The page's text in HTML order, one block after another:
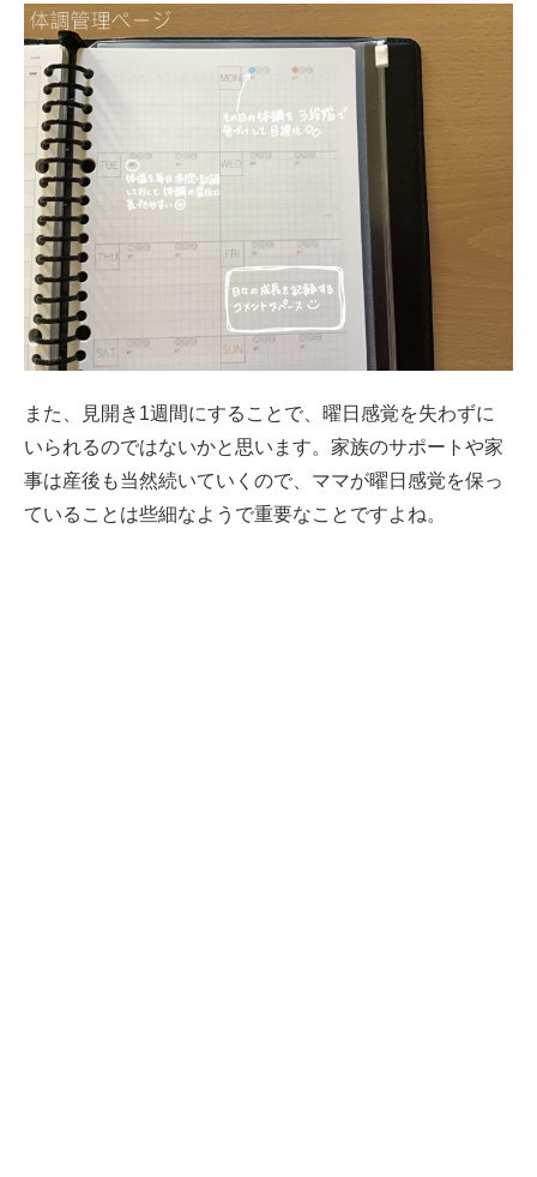
また、見開き1週間にすることで、曜日感覚を失わずに
いられるのではないかと思います。家族のサポートや家
事は産後も当然続いていくので、ママが曜日感覚を保っ
ていることは些細なようで重要なことですよね。